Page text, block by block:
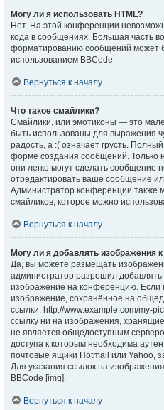
Могу ли я использовать HTML?
Нет. На этой конференции
кода в сообщениях. Большая часть
форматированию сообщений может
использованием BBCode.
Вернуться к началу
Что такое смайлики?
Смайлики, или эмотиконы — это
быть использованы для выражения
радость, а :( означает грусть.
форме создания сообщений. Только
они легко могут сделать
отредактировать ваше сообщение
Администратор конференции также
смайликов, которое можно
Вернуться к началу
Могу ли я добавлять изображения
Да, вы можете размещать
администратор разрешил
изображение на конференцию. Если
изображение, сохранённое на
ссылки: http://www.example.com/my-
ссылку ни на изображения,
не является общедоступным
доступа к которым необходима
почтовые ящики Hotmail или Yahoo,
Для указания ссылок на
BBCode [img].
Вернуться к началу